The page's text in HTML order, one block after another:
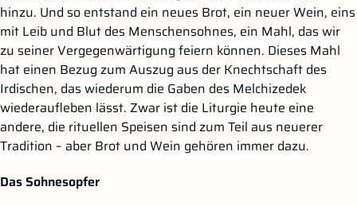
hinzu. Und so entstand ein neues Brot, ein neuer Wein, eins
mit Leib und Blut des Menschensohnes, ein Mahl, das wir
zu seiner Vergegenwärtigung feiern können. Dieses Mahl
hat einen Bezug zum Auszug aus der Knechtschaft des
Irdischen, das wiederum die Gaben des Melchizedek
wiederaufleben lässt. Zwar ist die Liturgie heute eine
andere, die rituellen Speisen sind zum Teil aus neuerer
Tradition – aber Brot und Wein gehören immer dazu.
Das Sohnesopfer